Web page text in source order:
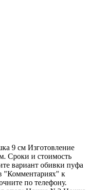
9 см Изготовление
Сроки и стоимость
вариант обивки пуфа
"Комментариях" к
по телефону.